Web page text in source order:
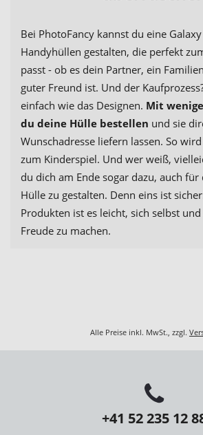
Bei PhotoFancy kannst du eine
Handyhüllen gestalten, die perfekt
passt - ob es dein Partner, ein
guter Freund ist. Und der
einfach wie das Designen. Mit
du deine Hülle bestellen und sie
Wunschadresse liefern lassen. So
zum Kinderspiel. Und wer weiß,
du dich am Ende sogar dazu, auch
Hülle zu gestalten. Denn eins ist
Produkten ist es leicht, sich selbst
Freude zu machen.
Alle Preise inkl. MwSt., zzgl.
+41 52 235 12